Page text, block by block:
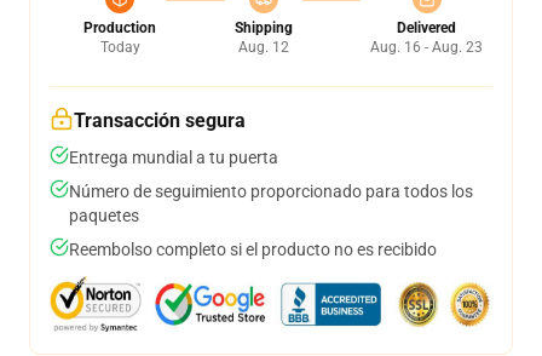
Production
Today
Shipping
Aug. 12
Delivered
Aug. 16 - Aug. 23
Transacción segura
Entrega mundial a tu puerta
Número de seguimiento proporcionado para todos los
paquetes
Reembolso completo si el producto no es recibido